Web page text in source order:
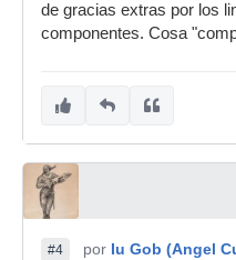
de gracias extras por los
componentes. Cosa
#4 por Iu Gob (Angel